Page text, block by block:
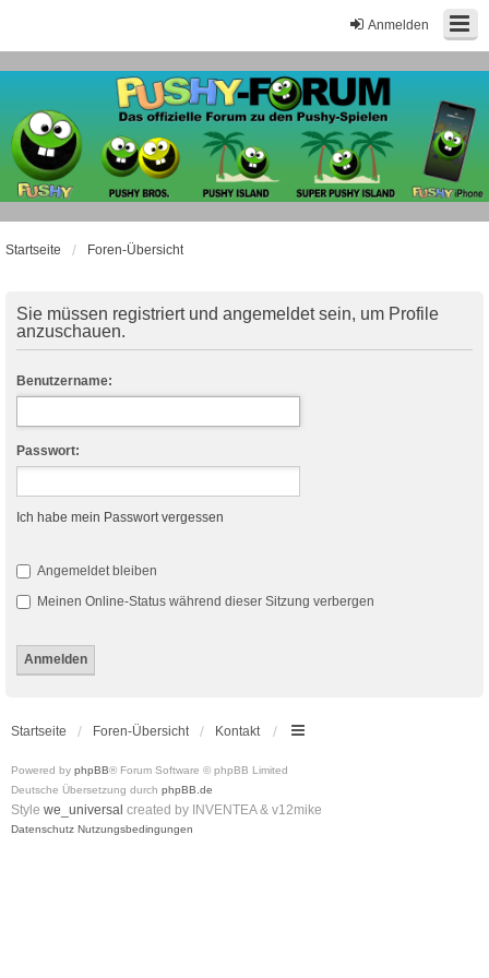
Anmelden
Startseite Foren-Übersicht
Sie müssen registriert und angemeldet sein, um Profile
anzuschauen.
Benutzername:
Passwort:
Ich habe mein Passwort vergessen
Angemeldet bleiben
Meinen Online-Status während dieser Sitzung verbergen
Startseite Foren-Übersicht Kontakt
Powered by phpBB® Forum Software © phpBB Limited
Deutsche Übersetzung durch phpBB.de
Style we_universal created by INVENTEA & v12mike
Datenschutz Nutzungsbedingungen